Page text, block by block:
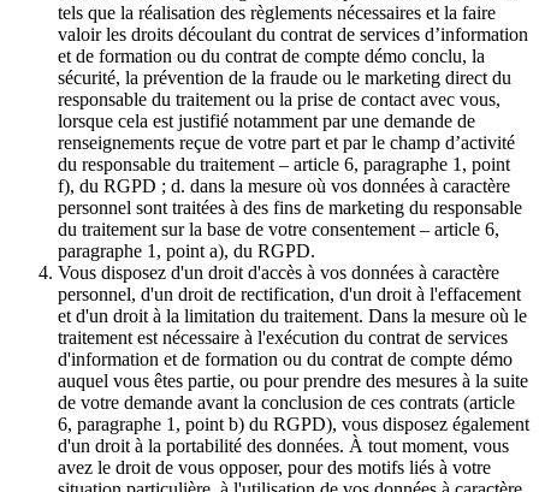
tels que la réalisation des règlements nécessaires et la faire
valoir les droits découlant du contrat de services d’information
et de formation ou du contrat de compte démo conclu, la
sécurité, la prévention de la fraude ou le marketing direct du
responsable du traitement ou la prise de contact avec vous,
lorsque cela est justifié notamment par une demande de
renseignements reçue de votre part et par le champ d’activité
du responsable du traitement – article 6, paragraphe 1, point
f), du RGPD ; d. dans la mesure où vos données à caractère
personnel sont traitées à des fins de marketing du responsable
du traitement sur la base de votre consentement – article 6,
paragraphe 1, point a), du RGPD.
Vous disposez d'un droit d'accès à vos données à caractère
personnel, d'un droit de rectification, d'un droit à l'effacement
et d'un droit à la limitation du traitement. Dans la mesure où le
traitement est nécessaire à l'exécution du contrat de services
d'information et de formation ou du contrat de compte démo
auquel vous êtes partie, ou pour prendre des mesures à la suite
de votre demande avant la conclusion de ces contrats (article
6, paragraphe 1, point b) du RGPD), vous disposez également
d'un droit à la portabilité des données. À tout moment, vous
avez le droit de vous opposer, pour des motifs liés à votre